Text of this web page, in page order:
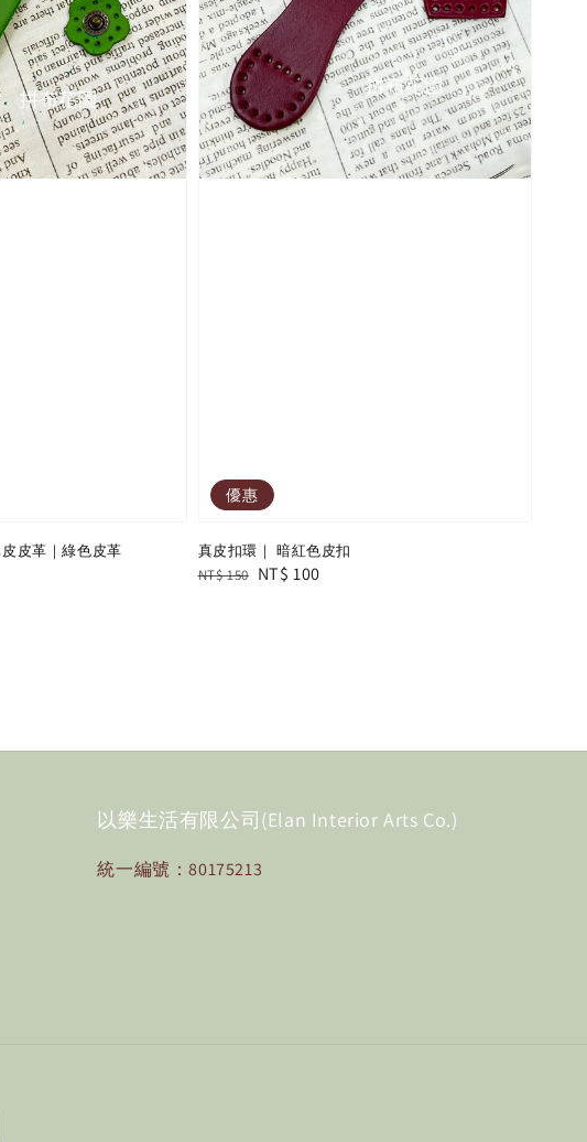
皮革｜綠色皮革
優惠
真皮扣環｜ 暗紅色皮扣
Regular
NT$ 150 Sale
NT$ 100
以樂生活有限公司(Elan Interior Arts Co.)
統一編號：80175213